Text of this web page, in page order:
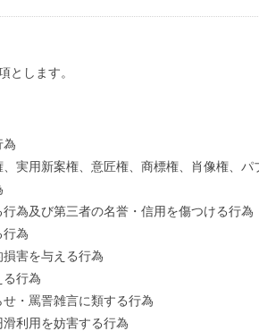
とします。
為
実用新案権、意匠権、商標権、肖像権、
為及び第三者の名誉・信用を傷つける行為
行為
害を与える行為
る行為
・罵詈雑言に類する行為
利用を妨害する行為